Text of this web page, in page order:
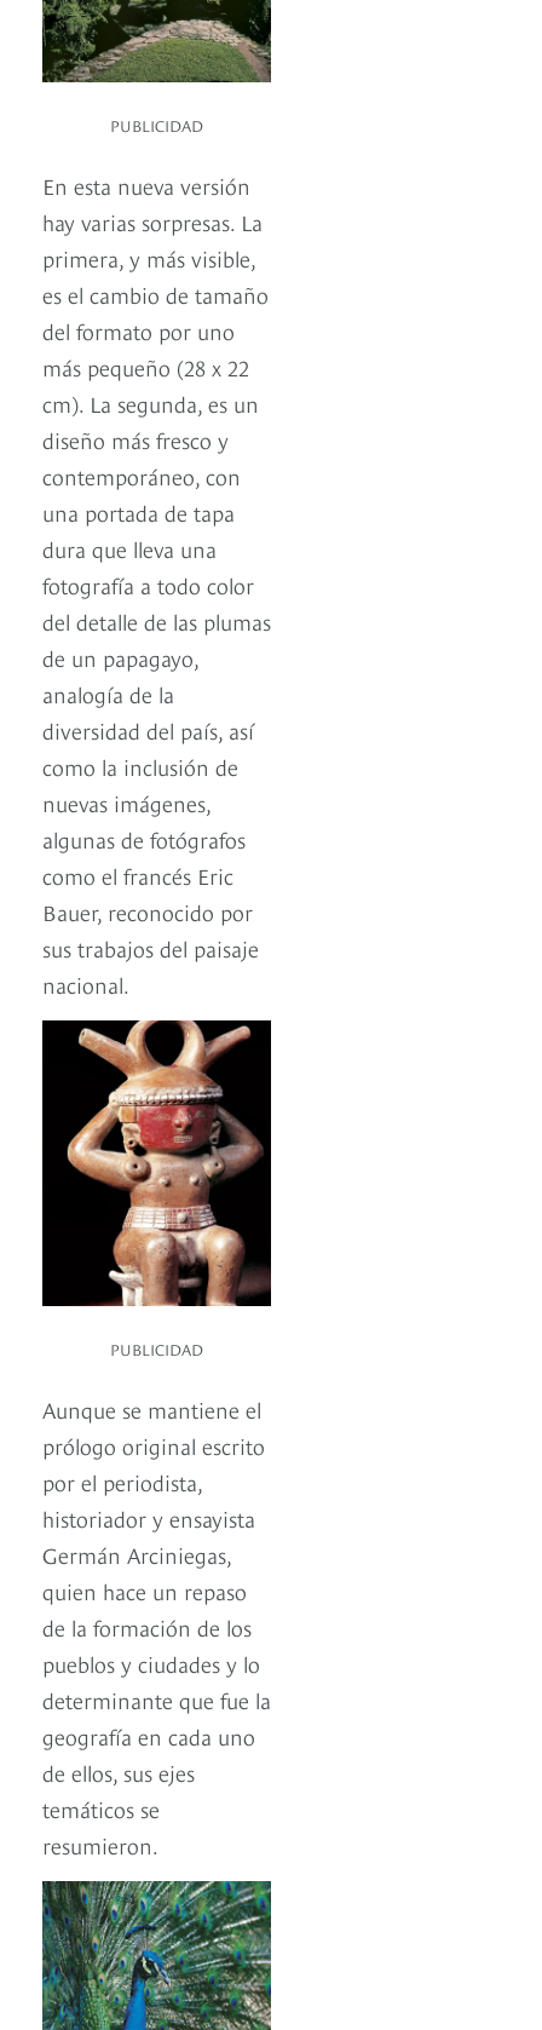
PUBLICIDAD
En esta nueva versión
hay varias sorpresas. La
primera, y más visible,
es el cambio de tamaño
del formato por uno
más pequeño (28 x 22
cm). La segunda, es un
diseño más fresco y
contemporáneo, con
una portada de tapa
dura que lleva una
fotografía a todo color
del detalle de las plumas
de un papagayo,
analogía de la
diversidad del país, así
como la inclusión de
nuevas imágenes,
algunas de fotógrafos
como el francés Eric
Bauer, reconocido por
sus trabajos del paisaje
nacional.
PUBLICIDAD
Aunque se mantiene el
prólogo original escrito
por el periodista,
historiador y ensayista
Germán Arciniegas,
quien hace un repaso
de la formación de los
pueblos y ciudades y lo
determinante que fue la
geografía en cada uno
de ellos, sus ejes
temáticos se
resumieron.